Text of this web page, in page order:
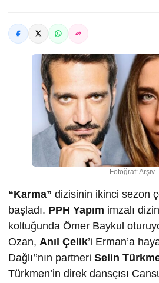
Fotoğraf: Arşiv
“Karma” dizisinin ikinci sezon
başladı. PPH Yapım imzalı
koltuğunda Ömer Baykul
Ozan, Anıl Çelik’i Erman’a
Dağlı’’nın partneri Selin
Türkmen’in direk dansçısı